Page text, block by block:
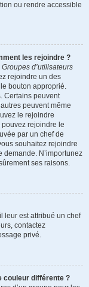
ou rendre accessible
les rejoindre ?
Groupes d’utilisateurs
rejoindre un des
bouton approprié.
Certains peuvent
peuvent même
le rejoindre
pouvez rejoindre le
par un chef de
souhaitez rejoindre
demande. N’importunez
ses raisons.
leur est attribué un chef
contactez
privé.
couleur différente ?